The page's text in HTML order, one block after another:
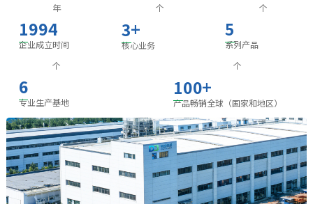
1994
年
企业成立时间
3+
个
核心业务
5
个
系列产品
6
个
专业生产基地
100+
个
产品畅销全球（国家和地区）